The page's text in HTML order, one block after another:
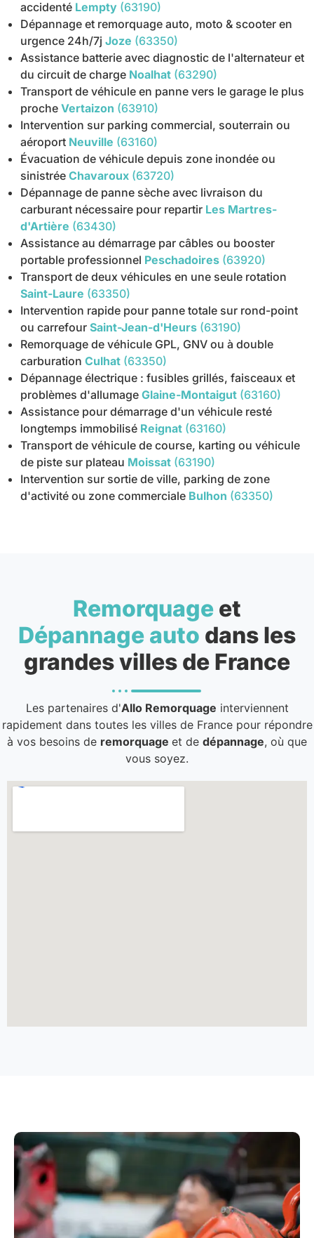
accidenté Lempty (63190)
Dépannage et remorquage auto, moto & scooter en
urgence 24h/7j Joze (63350)
Assistance batterie avec diagnostic de l'alternateur et
du circuit de charge Noalhat (63290)
Transport de véhicule en panne vers le garage le plus
proche Vertaizon (63910)
Intervention sur parking commercial, souterrain ou
aéroport Neuville (63160)
Évacuation de véhicule depuis zone inondée ou
sinistrée Chavaroux (63720)
Dépannage de panne sèche avec livraison du
carburant nécessaire pour repartir Les Martres-
d'Artière (63430)
Assistance au démarrage par câbles ou booster
portable professionnel Peschadoires (63920)
Transport de deux véhicules en une seule rotation
Saint-Laure (63350)
Intervention rapide pour panne totale sur rond-point
ou carrefour Saint-Jean-d'Heurs (63190)
Remorquage de véhicule GPL, GNV ou à double
carburation Culhat (63350)
Dépannage électrique : fusibles grillés, faisceaux et
problèmes d'allumage Glaine-Montaigut (63160)
Assistance pour démarrage d'un véhicule resté
longtemps immobilisé Reignat (63160)
Transport de véhicule de course, karting ou véhicule
de piste sur plateau Moissat (63190)
Intervention sur sortie de ville, parking de zone
d'activité ou zone commerciale Bulhon (63350)
Remorquage et
Dépannage auto dans les
grandes villes de France
Les partenaires d'Allo Remorquage interviennent
rapidement dans toutes les villes de France pour répondre
à vos besoins de remorquage et de dépannage, où que
vous soyez.